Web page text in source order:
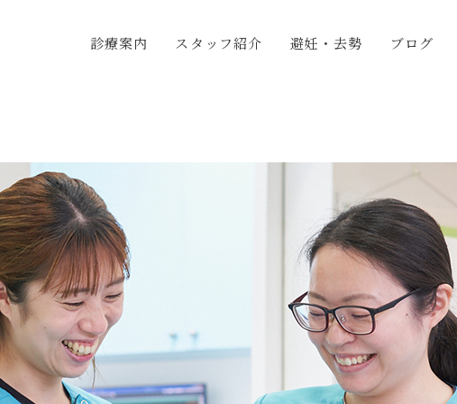
診療案内 スタッフ紹介 避妊・去勢 ブログ